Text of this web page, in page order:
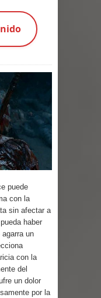
del Infierno
Prodigo
(Relato)
puede
con la
sin afectar a
haber
un
con la
del
un dolor
por la